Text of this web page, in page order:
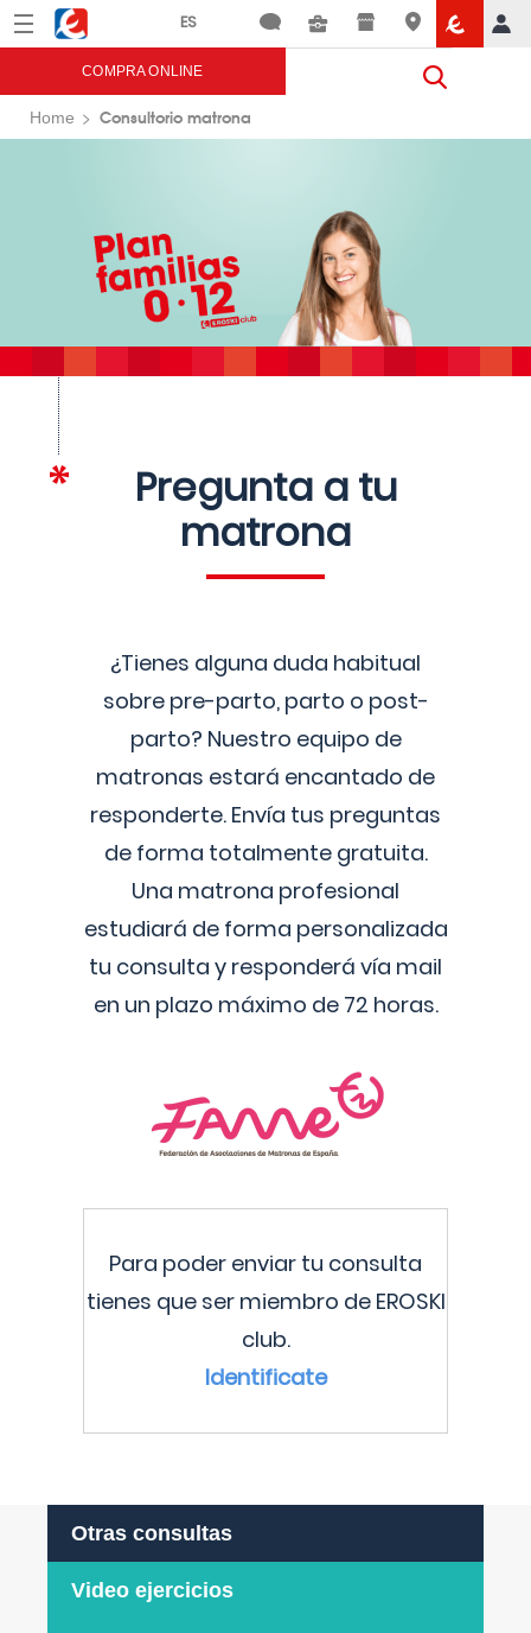
Menú Eroski
COMPRA ONLINE
Home Consultorio matrona
Pregunta a tu
matrona
¿Tienes alguna duda habitual
sobre pre-parto, parto o post-
parto? Nuestro equipo de
matronas estará encantado de
responderte. Envía tus preguntas
de forma totalmente gratuita.
Una matrona profesional
estudiará de forma personalizada
tu consulta y responderá vía mail
en un plazo máximo de 72 horas.
Para poder enviar tu consulta
tienes que ser miembro de EROSKI
club.
Identificate
Otras consultas
Video ejercicios